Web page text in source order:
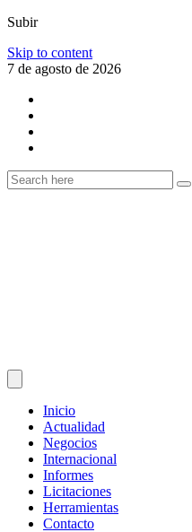
Subir
Skip to content
7 de agosto de 2026
Inicio
Actualidad
Negocios
Internacional
Informes
Licitaciones
Herramientas
Contacto